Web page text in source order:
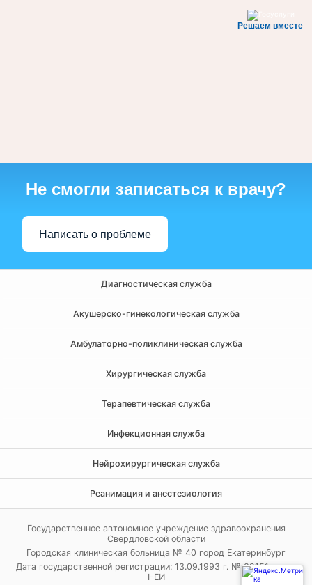
Решаем вместе
Не смогли записаться к врачу?
Написать о проблеме
Диагностическая служба
Акушерско-гинекологическая служба
Амбулаторно-поликлиническая служба
Хирургическая служба
Терапевтическая служба
Инфекционная служба
Нейрохирургическая служба
Реанимация и анестезиология
Государственное автономное учреждение здравоохранения
Свердловской области
Городская клиническая больница № 40 город Екатеринбург
Дата государственной регистрации: 13.09.1993 г. № 02151 серия
I-ЕИ